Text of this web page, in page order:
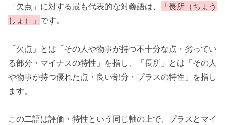
「欠点」に対する最も代表的な対義語は、
「長所（ちょう
しょ）」 です。
「欠点」とは「その人や物事が持つ不十分な点・劣ってい
る部分・マイナスの特性」を指し、「長所」とは「その人
や物事が持つ優れた点・良い部分・プラスの特性」を指し
ます。
この二語は評価・特性という同じ軸の上で、プラスとマイ